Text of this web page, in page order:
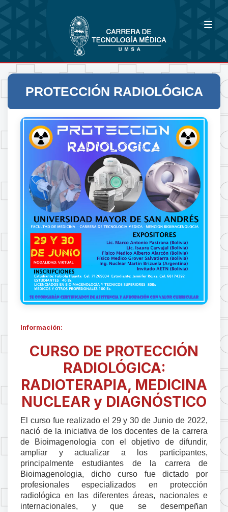
PROTECCIÓN RADIOLÓGICA
Información:
CURSO DE PROTECCIÓN
RADIOLÓGICA:
RADIOTERAPIA, MEDICINA
NUCLEAR y DIAGNÓSTICO
El curso fue realizado el 29 y 30 de Junio de 2022,
nació de la iniciativa de los docentes de la carrera
de Bioimagenologia con el objetivo de difundir,
ampliar y actualizar a los participantes,
principalmente estudiantes de la carrera de
Bioimagenologia, dicho curso fue dictado por
profesionales especializados en protección
radiológica en las diferentes áreas, nacionales e
internacionales, y que se desempeñan